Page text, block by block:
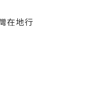
在地行